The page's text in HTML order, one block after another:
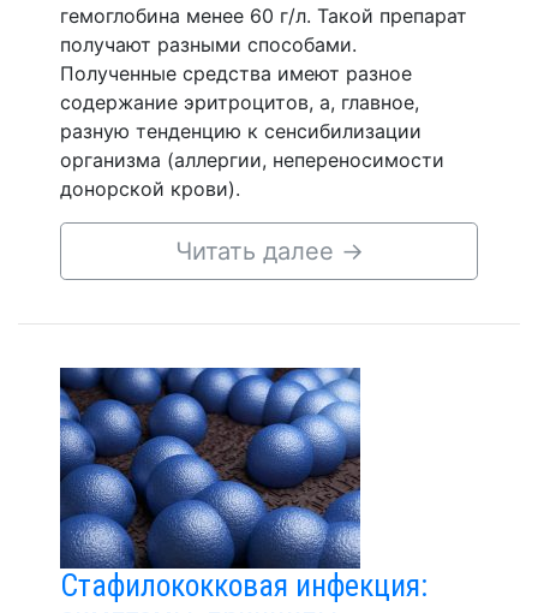
гемоглобина менее 60 г/л. Такой препарат
получают разными способами.
Полученные средства имеют разное
содержание эритроцитов, а, главное,
разную тенденцию к сенсибилизации
организма (аллергии, непереносимости
донорской крови).
Читать далее →
Стафилококковая инфекция: